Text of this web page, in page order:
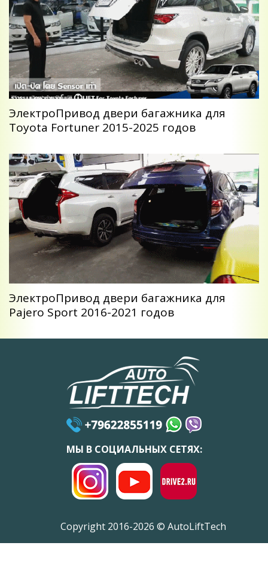
ЭлектроПривод двери багажника для
Toyota Fortuner 2015-2025 годов
ЭлектроПривод двери багажника для
Pajero Sport 2016-2021 годов
МЫ В СОЦИАЛЬНЫХ СЕТЯХ:
Copyright 2016-2026 © AutoLiftTech